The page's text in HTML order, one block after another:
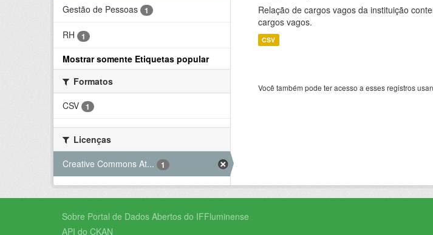
Gestão de Pessoas 1
RH 1
Mostrar somente Etiquetas popular
Formatos
CSV
1
Licenças
Creative Commons At...
1
Relação de cargos vagos da instituição
cargos vagos.
CSV
Você também pode ter acesso a esses registros
Sobre Portal de Dados Abertos do IFFluminense
API do CKAN